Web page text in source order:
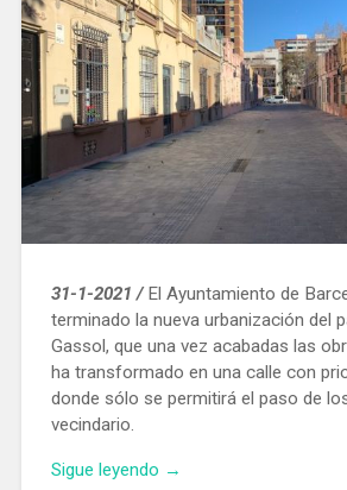
31-1-2021 /El Ayuntamiento de
terminado la nueva urbanización del
Gassol, que una vez acabadas las
ha transformado en una calle con
donde sólo se permitirá el paso de
vecindario.
Sigue leyendo «Finaliza
→